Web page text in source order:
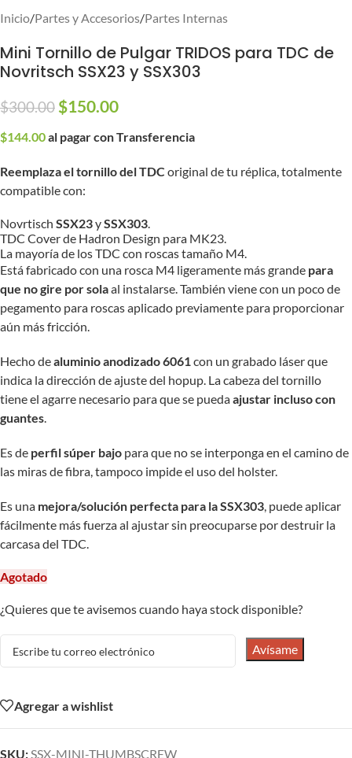
Inicio/Partes y Accesorios/Partes Internas
Mini Tornillo de Pulgar TRIDOS para TDC de
Novritsch SSX23 y SSX303
$300.00 $150.00
$144.00al pagar con Transferencia
Reemplaza el tornillo del TDC original de tu réplica, totalmente
compatible con:
Novrtisch SSX23ySSX303.
TDC Cover de Hadron Design para MK23.
La mayoría de los TDC con roscas tamaño M4.
Está fabricado con una rosca M4 ligeramente más grande para
que no gire por solaal instalarse. También viene con un poco de
pegamento para roscas aplicado previamente para proporcionar
aún más fricción.
Hecho dealuminio anodizado 6061con un grabado láser que
indica la dirección de ajuste del hopup. La cabeza del tornillo
tiene el agarre necesario para que se puedaajustar incluso con
guantes.
Es de perfil súper bajo para que no se interponga en el camino de
las miras de fibra, tampoco impide el uso del holster.
Es una mejora/solución perfecta para la SSX303, puede aplicar
fácilmente más fuerza al ajustar sin preocuparse por destruir la
carcasa del TDC.
Agotado
¿Quieres que te avisemos cuando haya stock disponible?
Avísame
Agregar a wishlist
SKU:SSX-MINI-THUMBSCREW